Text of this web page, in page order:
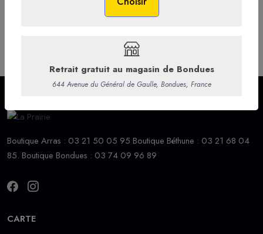
Boutique Arras : 03 21 50 05 95 Boutique Béthune : 03 21 68 04
85. Boutique Bondues : 03 74 09 96 89
CARTE